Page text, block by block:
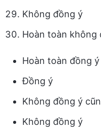
Không đồng ý
Hoàn toàn không
Hoàn toàn đồng ý
Đồng ý
Không đồng ý
Không đồng ý